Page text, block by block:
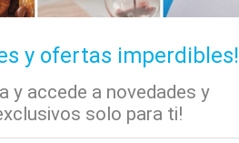
y ofertas imperdibles!
y accede a novedades y
solo para ti!
🏷️ Todas las categorías